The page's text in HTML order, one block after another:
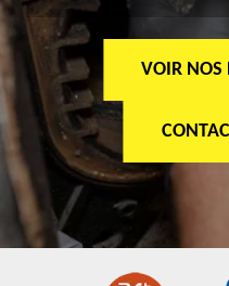
VOIR NOS